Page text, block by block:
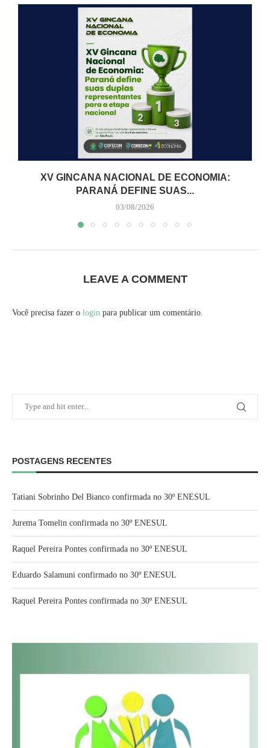
XV GINCANA NACIONAL DE ECONOMIA:
PARANÁ DEFINE SUAS...
03/08/2026
LEAVE A COMMENT
Você precisa fazer o login para publicar um comentário.
POSTAGENS RECENTES
Tatiani Sobrinho Del Bianco confirmada no 30º ENESUL
Jurema Tomelin confirmada no 30º ENESUL
Raquel Pereira Pontes confirmada no 30º ENESUL
Eduardo Salamuni confirmado no 30º ENESUL
Raquel Pereira Pontes confirmada no 30º ENESUL